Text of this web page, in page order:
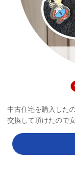
中古住宅を購入した
交換して頂けたので